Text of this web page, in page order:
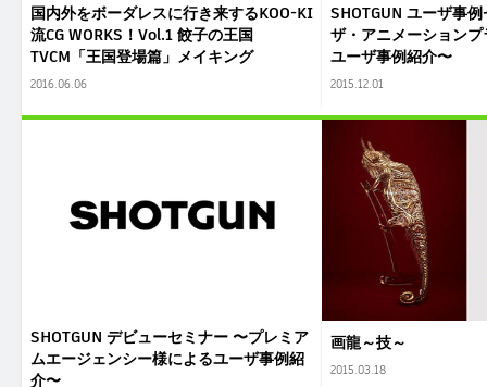
国内外をボーダレスに行き来するKOO-KI
流CG WORKS！Vol.1 餃子の王国
TVCM「王国登場篇」メイキング
2016.06.06
SHOTGUN ユーザ事
ザ・アニメーション
ユーザ事例紹介〜
2015.12.01
SHOTGUN デビューセミナー 〜プレミア
ムエージェンシー様によるユーザ事例紹
介〜
画龍～技～
2015.03.18